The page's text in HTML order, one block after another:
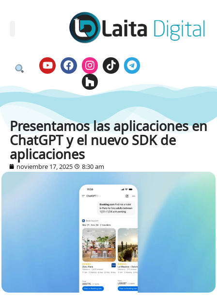
Presentamos las aplicaciones en
ChatGPT y el nuevo SDK de
aplicaciones
noviembre 17, 2025 8:30 am